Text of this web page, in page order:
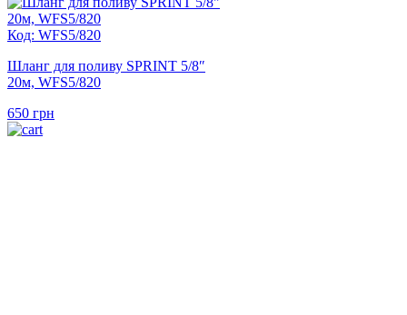
Код: WFS5/820
Шланг для поливу SPRINT 5/8″
20м, WFS5/820
650 грн